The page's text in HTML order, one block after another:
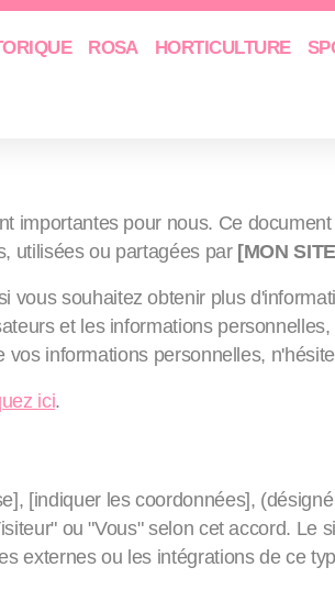
ROSA HORTICULTURE
importantes pour nous. Ce
utilisées ou partagées par [MON
vous souhaitez obtenir plus
et les informations
informations personnelles,
ici.
[indiquer les coordonnées],
ou "Vous" selon cet accord.
externes ou les intégrations de ce